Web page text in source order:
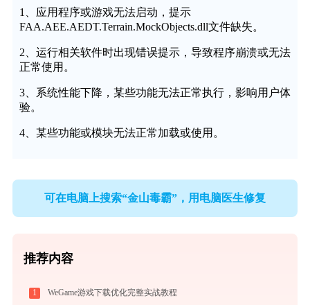
1、应用程序或游戏无法启动，提示
FAA.AEE.AEDT.Terrain.MockObjects.dll文件缺失。
2、运行相关软件时出现错误提示，导致程序崩溃或无法
正常使用。
3、系统性能下降，某些功能无法正常执行，影响用户体
验。
4、某些功能或模块无法正常加载或使用。
可在电脑上搜索“金山毒霸”，用电脑医生修复
推荐内容
1 WeGame游戏下载优化完整实战教程